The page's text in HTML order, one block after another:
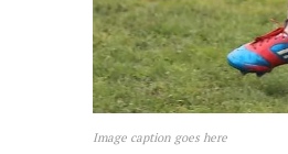
Image caption goes here